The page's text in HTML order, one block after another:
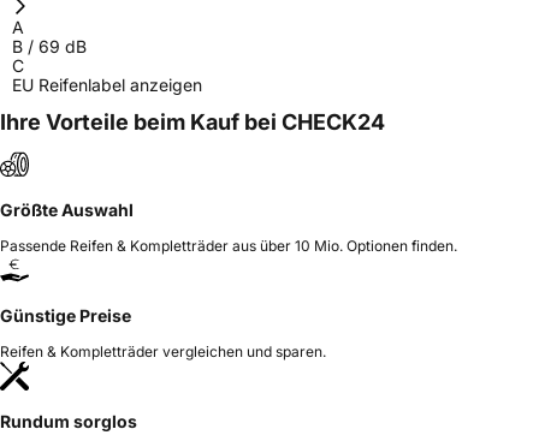
A
B / 69 dB
C
EU Reifenlabel anzeigen
Ihre Vorteile beim Kauf bei CHECK24
Größte Auswahl
Passende Reifen & Kompletträder aus über 10 Mio. Optionen finden.
Günstige Preise
Reifen & Kompletträder vergleichen und sparen.
Rundum sorglos